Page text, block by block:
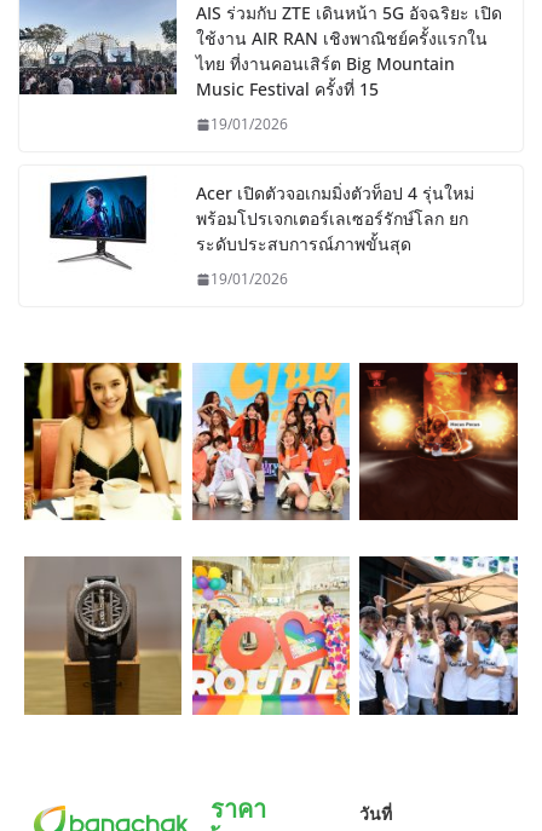
AIS ร่วมกับ ZTE เดินหน้า 5G อัจฉริยะ เปิด
ใช้งาน AIR RAN เชิงพาณิชย์ครั้งแรกใน
ไทย ที่งานคอนเสิร์ต Big Mountain
Music Festival ครั้งที่ 15
19/01/2026
Acer เปิดตัวจอเกมมิ่งตัวท็อป 4 รุ่นใหม่
พร้อมโปรเจกเตอร์เลเซอร์รักษ์โลก ยก
ระดับประสบการณ์ภาพขั้นสุด
19/01/2026